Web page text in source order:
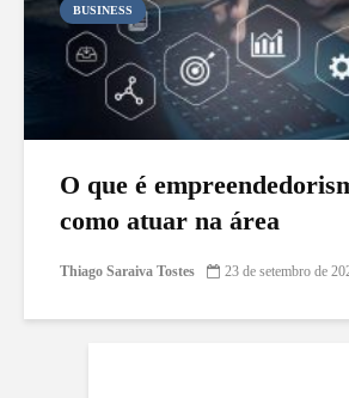
BUSINESS
O que é
como atuar na área
Thiago Saraiva Tostes 23 de setembro de